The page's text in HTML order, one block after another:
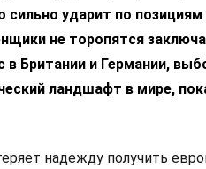
ударит по
не торопятся
в Британии и Германии,
ландшафт в мире,
надежду получить